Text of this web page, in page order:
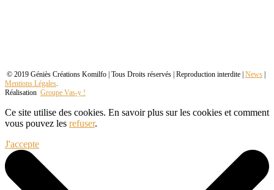
© 2019 Géniès Créations Komilfo | Tous Droits réservés | Reproduction interdite | News |
Mentions Légales
Réalisation Groupe Vas-y !
Ce site utilise des cookies. En savoir plus sur les cookies et comment
vous pouvez les refuser.
J'accepte